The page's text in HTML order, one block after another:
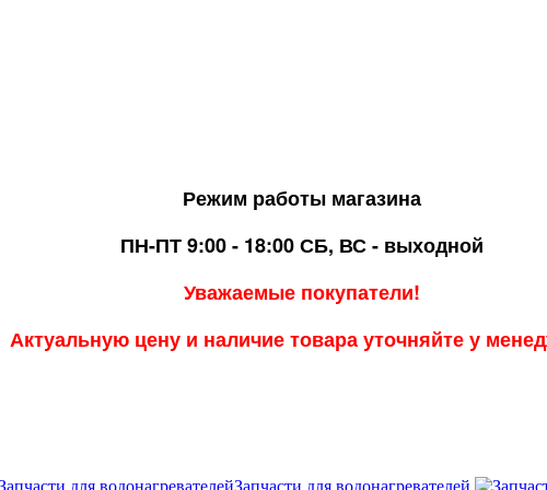
Режим работы магазина
ПН-ПТ 9:00 - 18:00СБ, ВС - выходной
Уважаемые покупатели!
Актуальную цену и наличие товара уточняйте у